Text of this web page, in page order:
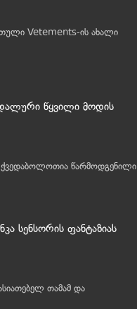
Vetements-ის ახალი
წყვილი მოდის
წარმოდგენილი
სენსორის ფანტაზიას
თამამ და